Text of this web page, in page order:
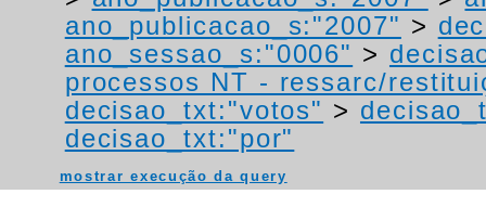
ano_publicacao_s:"2007" >
ano_sessao_s:"0006" >
processos NT - ressarc/
decisao_txt:"votos" >
decisao_txt:"por"
mostrar execução da query